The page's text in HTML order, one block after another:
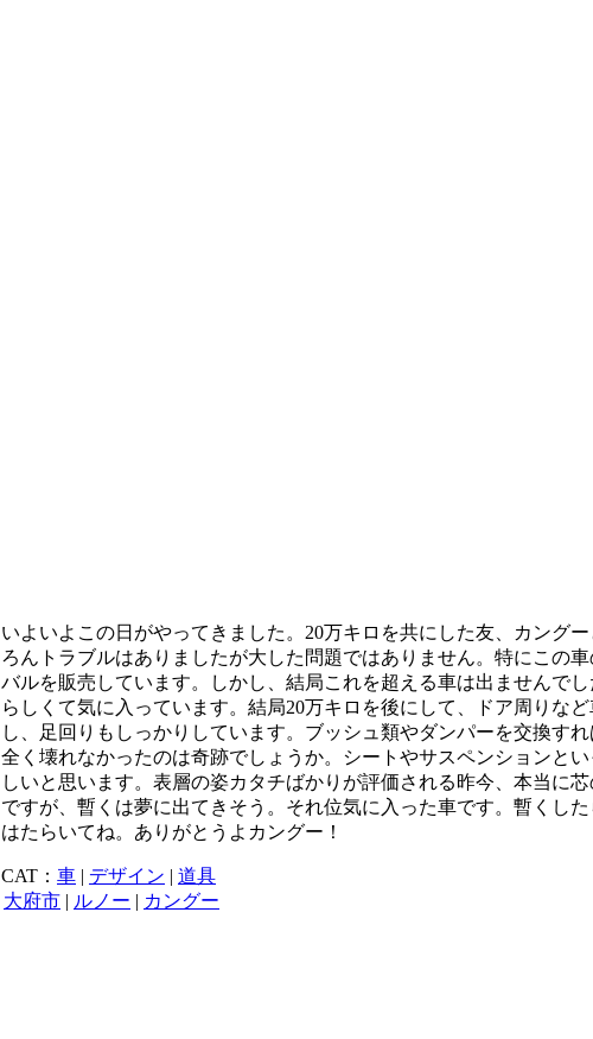
いよいよこの日がやってきました。20万キロを共にした友、カング
ろんトラブルはありましたが大した問題ではありません。特にこの
バルを販売しています。しかし、結局これを超える車は出ませんで
らしくて気に入っています。結局20万キロを後にして、ドア周りな
し、足回りもしっかりしています。ブッシュ類やダンパーを交換す
全く壊れなかったのは奇跡でしょうか。シートやサスペンションと
しいと思います。表層の姿カタチばかりが評価される昨今、本当に
ですが、暫くは夢に出てきそう。それ位気に入った車です。暫くし
はたらいてね。ありがとうよカングー！
CAT： 車 | デザイン | 道具
大府市 | ルノー | カングー